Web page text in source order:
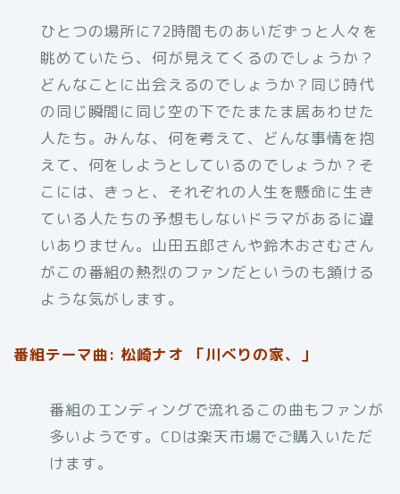
ひとつの場所に72時間ものあいだずっと人々を
眺めていたら、何が見えてくるのでしょうか？
どんなことに出会えるのでしょうか？同じ時代
の同じ瞬間に同じ空の下でたまたま居あわせた
人たち。みんな、何を考えて、どんな事情を抱
えて、何をしようとしているのでしょうか？そ
こには、きっと、それぞれの人生を懸命に生き
ている人たちの予想もしないドラマがあるに違
いありません。山田五郎さんや鈴木おさむさん
がこの番組の熱烈のファンだというのも頷ける
ような気がします。
番組テーマ曲: 松崎ナオ 「川べりの家、」
番組のエンディングで流れるこの曲もファンが
多いようです。CDは楽天市場でご購入いただ
けます。